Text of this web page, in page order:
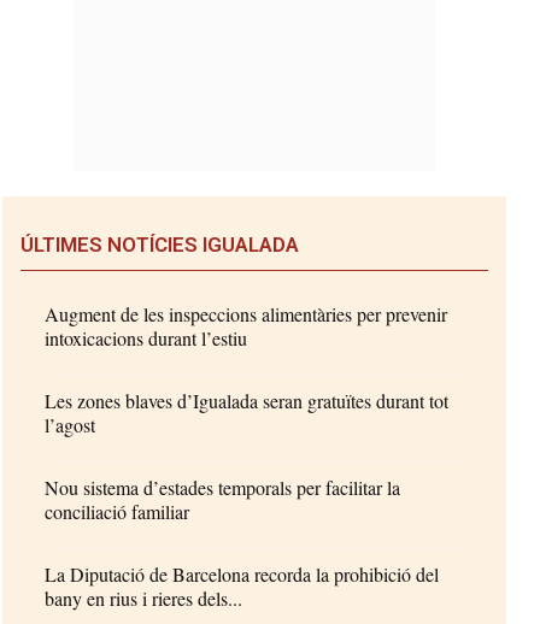
ÚLTIMES NOTÍCIES IGUALADA
Augment de les inspeccions alimentàries per prevenir
intoxicacions durant l’estiu
Les zones blaves d’Igualada seran gratuïtes durant tot
l’agost
Nou sistema d’estades temporals per facilitar la
conciliació familiar
La Diputació de Barcelona recorda la prohibició del
bany en rius i rieres dels...